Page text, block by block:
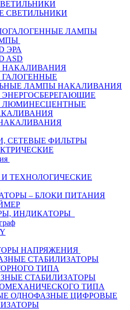
СВЕТИЛЬНИКИ
ЛАМПЫ
ЭРА
ASD
ЛАМПЫ НАКАЛИВАНИЯ
СЕТЕВЫЕ ФИЛЬТРЫ
ТЕХНОЛОГИЧЕСКИЕ
– БЛОКИ ПИТАНИЯ
ИНДИКАТОРЫ
НАПРЯЖЕНИЯ
СТАБИЛИЗАТОРЫ
ТИПА
СТАБИЛИЗАТОРЫ
ТИПА
ОДНОФАЗНЫЕ ЦИФРОВЫЕ